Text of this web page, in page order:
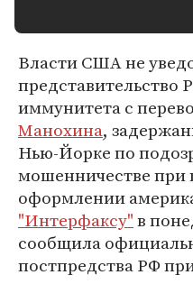
Власти США не
иммунитета с
Манохина,
Нью-Йорке по
мошенничестве при
оформлении
"Интерфаксу"в
сообщила
постпредства РФ